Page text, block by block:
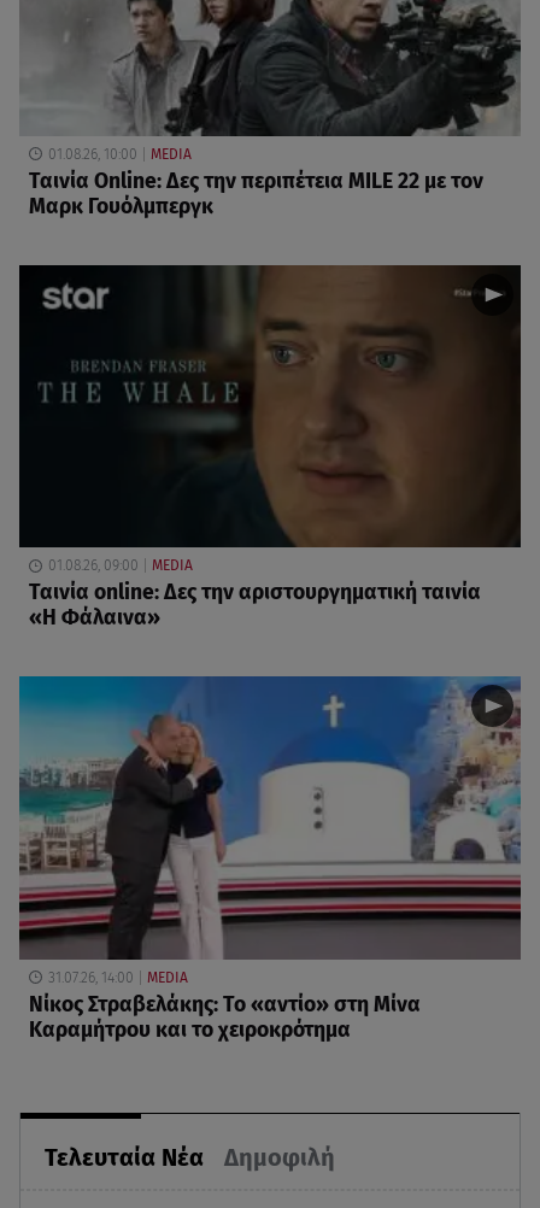
Τελευταία Νέα Δημοφιλή
01.08.26, 10:00 MEDIA
Ταινία Online: Δες την περιπέτεια MILE 22 με τον
Μαρκ Γουόλμπεργκ
01.08.26, 09:00 MEDIA
Ταινία online: Δες την αριστουργηματική ταινία
«Η Φάλαινα»
31.07.26, 14:00 MEDIA
Νίκος Στραβελάκης: Το «αντίο» στη Μίνα
Καραμήτρου και το χειροκρότημα